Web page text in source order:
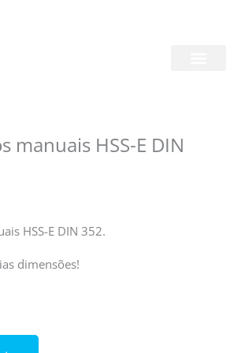
manuais HSS-E DIN
HSS-E DIN 352.
dimensões!